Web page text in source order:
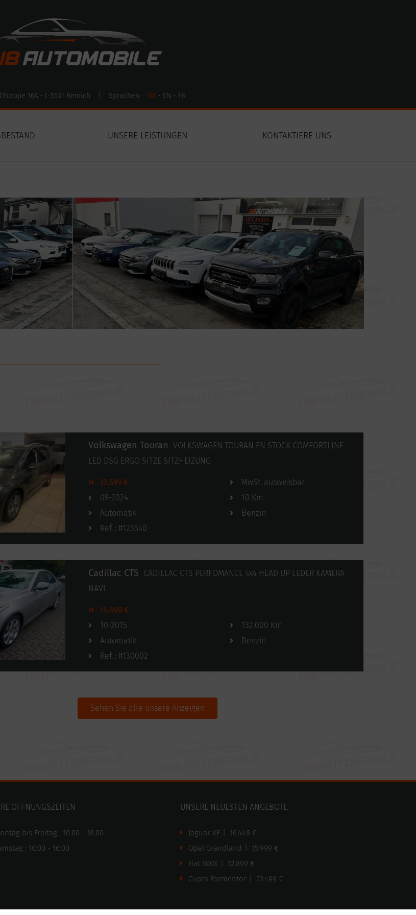
16A • L-5531 Remich Sprachen : DE • EN • FR
UNSERE LEISTUNGEN KONTAKTIERE UNS
Volkswagen Touran VOLKSWAGEN TOURAN EN STOCK COMFORTLINE
LED DSG ERGO SITZE SITZHEIZUNG
37.599 €
MwSt. ausweisbar
09-2024
10 Km
Automatik
Benzin
Ref. : #123540
Cadillac CTS CADILLAC CTS PERFOMANCE 4x4 HEAD UP LEDER KAMERA
NAVI
14.499 €
10-2015
132.000 Km
Automatik
Benzin
Ref. : #130002
Sehen Sie alle unsere Anzeigen
ÖFFNUNGSZEITEN
bis Freitag : 10:00 - 18:00
: 10:00 - 16:00
UNSERE NEUESTEN ANGEBOTE
Jaguar XF
16.449 €
Opel Grandland
15.999 €
Fiat 500X
12.899 €
Cupra Formentor
23.499 €